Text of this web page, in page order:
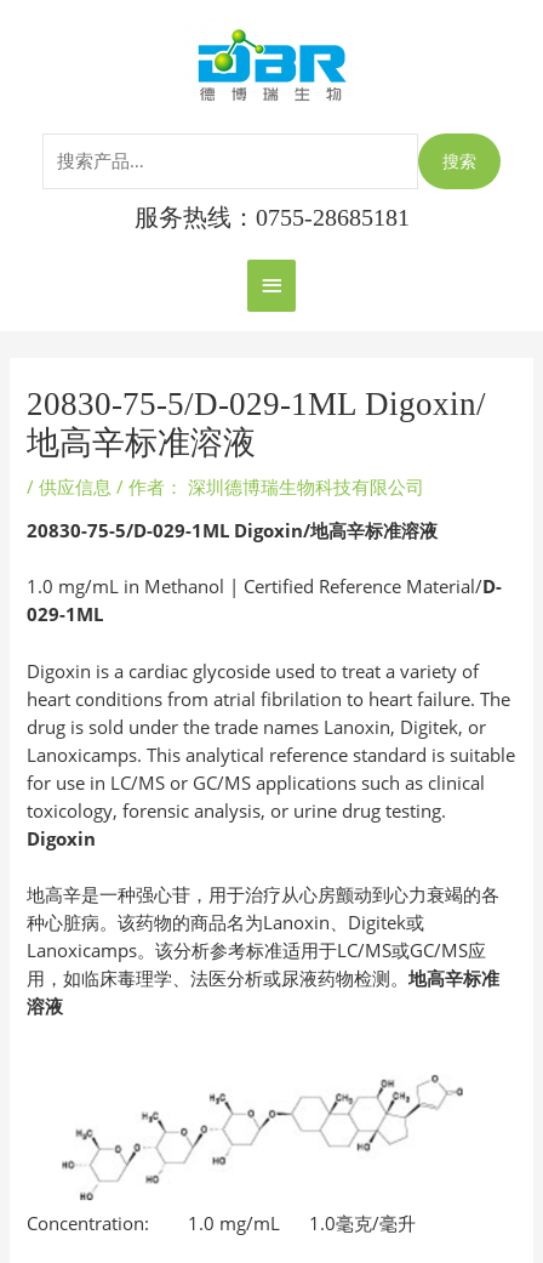
主
菜
单
搜索
服务热线：0755-28685181
20830-75-5/D-029-1ML Digoxin/
地高辛标准溶液
/供应信息 / 作者： 深圳德博瑞生物科技有限公司
20830-75-5/D-029-1ML Digoxin/地高辛标准溶液
1.0 mg/mL in Methanol | Certified Reference Material/D-
029-1ML
Digoxin is a cardiac glycoside used to treat a variety of
heart conditions from atrial fibrilation to heart failure. The
drug is sold under the trade names Lanoxin, Digitek, or
Lanoxicamps. This analytical reference standard is suitable
for use in LC/MS or GC/MS applications such as clinical
toxicology, forensic analysis, or urine drug testing.
Digoxin
地高辛是一种强心苷，用于治疗从心房颤动到心力衰竭的各
种心脏病。该药物的商品名为Lanoxin、Digitek或
Lanoxicamps。该分析参考标准适用于LC/MS或GC/MS应
用，如临床毒理学、法医分析或尿液药物检测。地高辛标准
溶液
Concentration: 1.0 mg/mL 1.0毫克/毫升